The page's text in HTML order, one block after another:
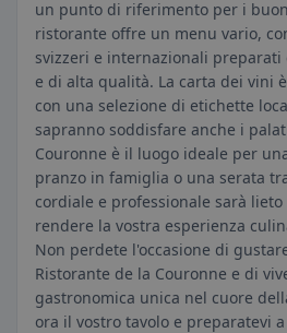
un punto di riferimento per i
ristorante offre un menu vario,
svizzeri e internazionali
e di alta qualità. La carta dei vini
con una selezione di etichette
sapranno soddisfare anche i
Couronne è il luogo ideale per
pranzo in famiglia o una serata
cordiale e professionale sarà
rendere la vostra esperienza
Non perdete l'occasione di
Ristorante de la Couronne e di
gastronomica unica nel cuore
ora il vostro tavolo e preparatevi